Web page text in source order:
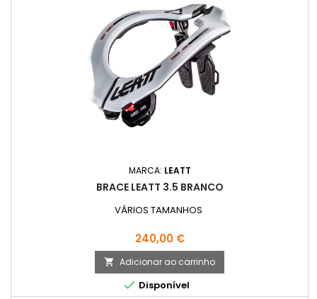
MARCA: LEATT
BRACE LEATT 3.5 BRANCO
VÁRIOS TAMANHOS
Preço
240,00 €
 Adicionar ao carrinho
 Disponível